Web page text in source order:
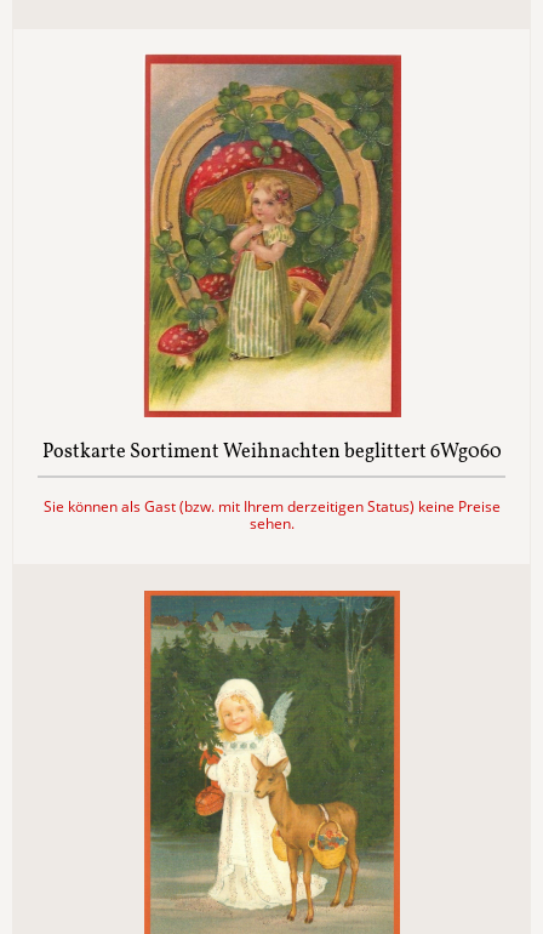
Postkarte Sortiment Weihnachten beglittert 6Wg060
Sie können als Gast (bzw. mit Ihrem derzeitigen Status) keine Preise
sehen.